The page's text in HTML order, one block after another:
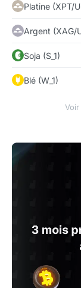
Platine (XPT/
Argent (XAG/
Soja (S_1)
Blé (W_1)